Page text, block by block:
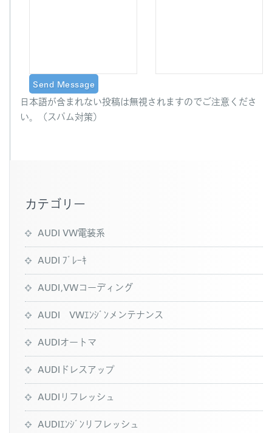
日本語が含まれない投稿は無視されますのでご注意くださ
い。（スパム対策）
カテゴリー
AUDI VW電装系
AUDI ﾌﾞﾚｰｷ
AUDI,VWコーディング
AUDI VWｴﾝｼﾞﾝメンテナンス
AUDIオートマ
AUDIドレスアップ
AUDIリフレッシュ
AUDIｴﾝｼﾞﾝリフレッシュ